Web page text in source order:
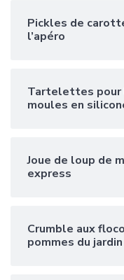
Pickles de
l’apéro
Tartelettes pour
moules en
Joue de loup de
express
Crumble aux
pommes du jardin